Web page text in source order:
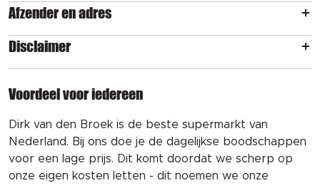
Afzender en adres
Disclaimer
Voordeel voor iedereen
Dirk van den Broek is de beste supermarkt van
Nederland. Bij ons doe je de dagelijkse boodschappen
voor een lage prijs. Dit komt doordat we scherp op
onze eigen kosten letten - dit noemen we onze